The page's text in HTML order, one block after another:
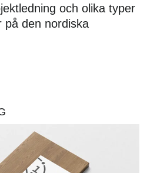
och olika typer
på den nordiska